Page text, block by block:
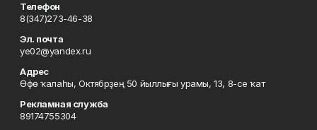
Телефон
8(347)273-46-38
Эл. почта
ye02@yandex.ru
Адрес
Өфө ҡалаһы, Октябрҙең 50 йыллығы урамы, 13, 8-се ҡат
Рекламная служба
89174755304